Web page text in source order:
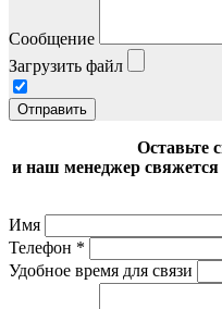
Сообщение
Загрузить файл
Отправить
Оставьте
и наш менеджер свяжется
Имя
Телефон *
Удобное время для связи